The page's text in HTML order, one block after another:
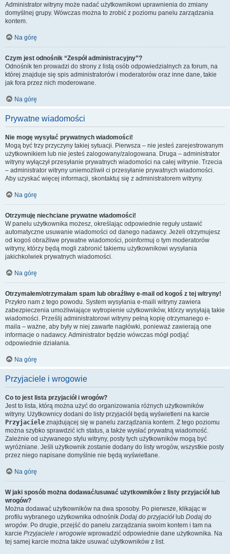
Administrator witryny może nadać użytkownikowi uprawnienia do zmiany
domyślnej grupy. Wówczas można to zrobić z poziomu panelu zarządzania
kontem.
Na górę
Czym jest odnośnik “Zespół administracyjny”?
Odnośnik ten prowadzi do strony z listą osób odpowiedzialnych za forum, na
której znajduje się spis administratorów i moderatorów oraz inne dane, takie
jak fora przez nich moderowane.
Na górę
Prywatne wiadomości
Nie mogę wysyłać prywatnych wiadomości!
Mogą być trzy przyczyny takiej sytuacji. Pierwsza – nie jesteś zarejestrowanym
użytkownikiem lub nie jesteś zalogowany/zalogowana. Druga – administrator
witryny wyłączył przesyłanie prywatnych wiadomości na całej witrynie. Trzecia
– administrator witryny uniemożliwił ci przesyłanie prywatnych wiadomości.
Aby uzyskać więcej informacji, skontaktuj się z administratorem witryny.
Na górę
Otrzymuję niechciane prywatne wiadomości!
W panelu użytkownika możesz, określając odpowiednie reguły ustawić
automatyczne usuwanie wiadomości od danego nadawcy. Jeżeli otrzymujesz
od kogoś obraźliwe prywatne wiadomości, poinformuj o tym moderatorów
witryny, którzy będą mogli zabronić takiemu użytkownikowi wysyłania
jakichkolwiek prywatnych wiadomości.
Na górę
Otrzymałem/otrzymałam spam lub obraźliwy e-mail od kogoś z tej witryny!
Przykro nam z tego powodu. System wysyłania e-maili witryny zawiera
zabezpieczenia umożliwiające wytropienie użytkowników, którzy wysyłają takie
wiadomości. Prześlij administratorowi witryny pełną kopię otrzymanego e-
maila – ważne, aby były w niej zawarte nagłówki, ponieważ zawierają one
informacje o nadawcy. Administrator będzie wówczas mógł podjąć
odpowiednie działania.
Na górę
Przyjaciele i wrogowie
Co to jest lista przyjaciół i wrogów?
Jest to lista, którą można użyć do organizowania różnych użytkowników
witryny. Użytkownicy dodani do listy przyjaciół będą wyświetleni na karcie
Przyjaciele znajdującej się w panelu zarządzania kontem. Z tego poziomu
można szybko sprawdzić ich status, a także wysłać prywatną wiadomość.
Zależnie od używanego stylu witryny, posty tych użytkowników mogą być
wyróżniane. Jeśli użytkownik zostanie dodany do listy wrogów, wszystkie posty
przez niego napisane domyślnie nie będą wyświetlane.
Na górę
W jaki sposób można dodawać/usuwać użytkowników z listy przyjaciół lub
wrogów?
Można dodawać użytkowników na dwa sposoby. Po pierwsze, klikając w
profilu wybranego użytkownika odnośnik Dodaj do przyjaciół lub Dodaj do
wrogów. Po drugie, przejść do panelu zarządzania swoim kontem i tam na
karcie Przyjaciele i wrogowie wprowadzić odpowiednie dane użytkownika. Na
tej samej karcie można także usuwać użytkowników z list.